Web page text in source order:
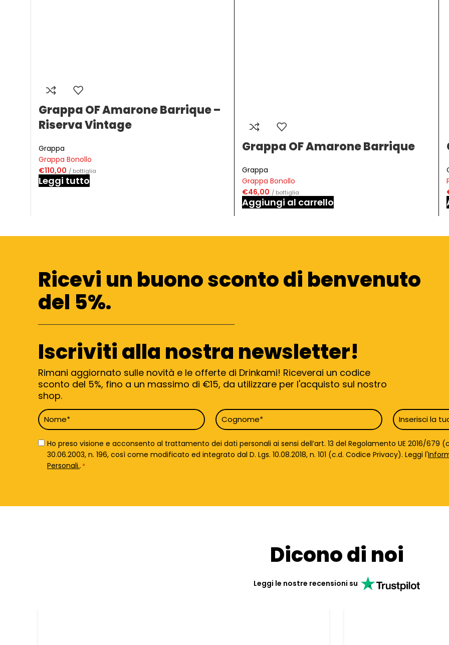
Grappa OF Amarone Barrique –
Riserva Vintage
Grappa
Grappa Bonollo
€110,00 / bottiglia
Leggi tutto
Grappa OF Amarone Barrique
Grappa
Grappa Bonollo
€46,00 / bottiglia
Aggiungi al carrello
Ricevi un buono sconto di benvenuto
del 5%.
Iscriviti alla nostra newsletter!
Rimani aggiornato sulle novità e le offerte di Drinkami! Riceverai un codice
sconto del 5%, fino a un massimo di €15, da utilizzare per l'acquisto sul nostro
shop.
Nome
*
Cognome
*
Email
*
Privacy
Policy
Ho preso visione e acconsento al trattamento dei dati personali ai sensi dell’art. 13 del Regolamento UE 2016/679
30.06.2003, n. 196, così come modificato ed integrato dal D. Lgs. 10.08.2018, n. 101 (c.d. Codice Privacy). Leggi l'
Personali.. *
Dicono di noi
Leggi le nostre recensioni su